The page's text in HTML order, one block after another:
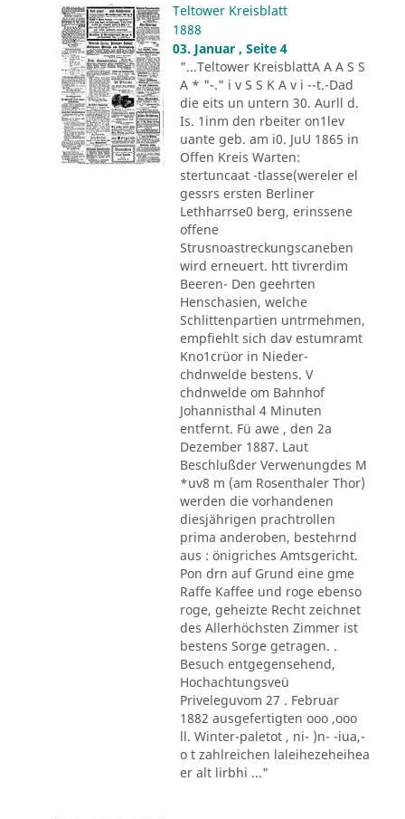
Teltower Kreisblatt
1888
03. Januar , Seite 4
"...Teltower KreisblattA A A S S
A * "-." i v S S K A v i --t.-Dad
die eits un untern 30. Aurll d.
Is. 1inm den rbeiter on1lev
uante geb. am i0. JuU 1865 in
Offen Kreis Warten:
stertuncaat -tlasse(wereler el
gessrs ersten Berliner
Lethharrse0 berg, erinssene
offene
Strusnoastreckungscaneben
wird erneuert. htt tivrerdim
Beeren- Den geehrten
Henschasien, welche
Schlittenpartien untrmehmen,
empfiehlt sich dav estumramt
Kno1crüor in Nieder-
chdnwelde bestens. V
chdnwelde om Bahnhof
Johannisthal 4 Minuten
entfernt. Fü awe , den 2a
Dezember 1887. Laut
Beschlußder Verwenungdes M
*uv8 m (am Rosenthaler Thor)
werden die vorhandenen
diesjährigen prachtrollen
prima anderoben, bestehrnd
aus : önigriches Amtsgericht.
Pon drn auf Grund eine gme
Raffe Kaffee und roge ebenso
roge, geheizte Recht zeichnet
des Allerhöchsten Zimmer ist
bestens Sorge getragen. .
Besuch entgegensehend,
Hochachtungsveü
Priveleguvom 27 . Februar
1882 ausgefertigten ooo ,ooo
ll. Winter-paletot , ni- )n- -iua,-
o t zahlreichen laleihezeheihea
er alt lirbhi ..."